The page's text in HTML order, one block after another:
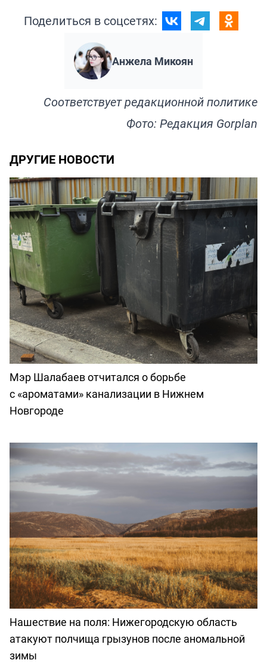
Поделиться в соцсетях:
Анжела Микоян
Соответствуетредакционной политике
Фото: Редакция Gorplan
ДРУГИЕ НОВОСТИ
Мэр Шалабаев отчитался о борьбе
с «ароматами» канализации в Нижнем
Новгороде
Нашествие на поля: Нижегородскую область
атакуют полчища грызунов после аномальной
зимы